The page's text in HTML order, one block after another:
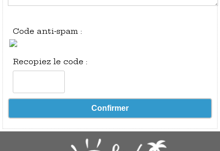
Code anti-spam :
Recopiez le code :